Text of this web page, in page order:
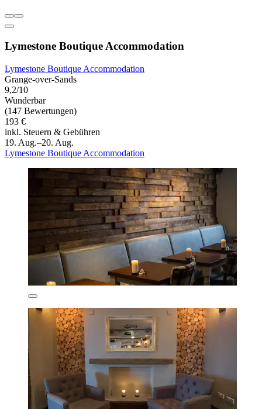
Lymestone Boutique Accommodation
Lymestone Boutique Accommodation
Grange-over-Sands
9,2/10
Wunderbar
(147 Bewertungen)
193 €
inkl. Steuern & Gebühren
19. Aug.–20. Aug.
Lymestone Boutique Accommodation